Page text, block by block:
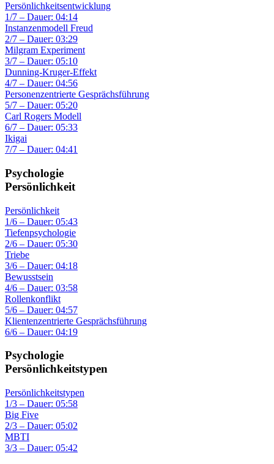
Persönlichkeitsentwicklung
1/7 – Dauer: 04:14
Instanzenmodell Freud
2/7 – Dauer: 03:29
Milgram Experiment
3/7 – Dauer: 05:10
Dunning-Kruger-Effekt
4/7 – Dauer: 04:56
Personenzentrierte Gesprächsführung
5/7 – Dauer: 05:20
Carl Rogers Modell
6/7 – Dauer: 05:33
Ikigai
7/7 – Dauer: 04:41
Psychologie
Persönlichkeit
Persönlichkeit
1/6 – Dauer: 05:43
Tiefenpsychologie
2/6 – Dauer: 05:30
Triebe
3/6 – Dauer: 04:18
Bewusstsein
4/6 – Dauer: 03:58
Rollenkonflikt
5/6 – Dauer: 04:57
Klientenzentrierte Gesprächsführung
6/6 – Dauer: 04:19
Psychologie
Persönlichkeitstypen
Persönlichkeitstypen
1/3 – Dauer: 05:58
Big Five
2/3 – Dauer: 05:02
MBTI
3/3 – Dauer: 05:42